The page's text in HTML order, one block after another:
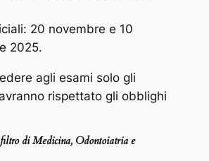
20 novembre e 10
2025.
agli esami solo gli
rispettato gli obblighi
di Medicina, Odontoiatria e